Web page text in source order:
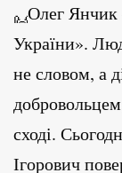
Олег Янчик
України».
не словом, а
сході.
Ігорович